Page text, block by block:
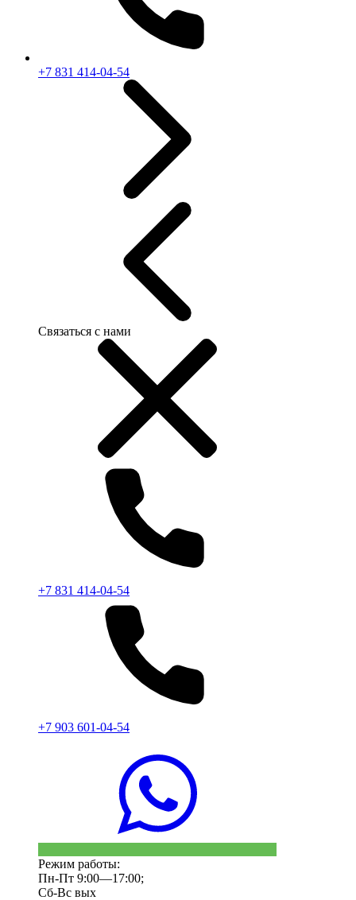
+7 831 414-04-54
Связаться с нами
+7 831 414-04-54
+7 903 601-04-54
Режим работы:
Пн-Пт 9:00—17:00;
Сб-Вс вых